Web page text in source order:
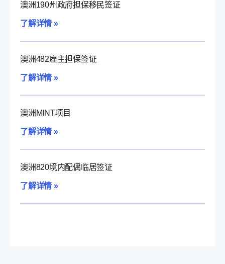
澳洲190州政府担保移民签证
了解详情 »
澳洲482雇主担保签证
了解详情 »
澳洲MINT项目
了解详情 »
澳洲820境内配偶临居签证
了解详情 »